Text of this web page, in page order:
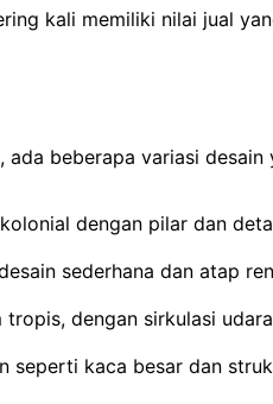
kali memiliki nilai jual
beberapa variasi
dengan pilar dan
sederhana dan atap
dengan sirkulasi
seperti kaca besar dan